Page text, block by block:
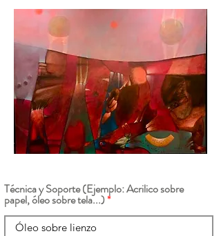
Técnica y Soporte (Ejemplo: Acrilico sobre
papel, óleo sobre tela...)